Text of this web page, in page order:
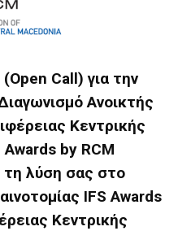
Call) για την
Ανοικτής
Κεντρικής
by RCM
λύση σας στο
IFS Awards
Κεντρικής